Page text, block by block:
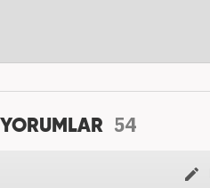
YORUMLAR 54